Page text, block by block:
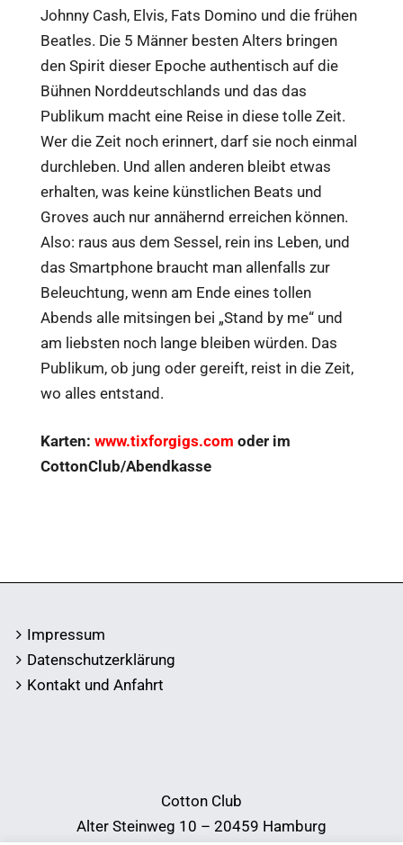
Johnny Cash, Elvis, Fats Domino und die frühen
Beatles. Die 5 Männer besten Alters bringen
den Spirit dieser Epoche authentisch auf die
Bühnen Norddeutschlands und das das
Publikum macht eine Reise in diese tolle Zeit.
Wer die Zeit noch erinnert, darf sie noch einmal
durchleben. Und allen anderen bleibt etwas
erhalten, was keine künstlichen Beats und
Groves auch nur annähernd erreichen können.
Also: raus aus dem Sessel, rein ins Leben, und
das Smartphone braucht man allenfalls zur
Beleuchtung, wenn am Ende eines tollen
Abends alle mitsingen bei „Stand by me“ und
am liebsten noch lange bleiben würden. Das
Publikum, ob jung oder gereift, reist in die Zeit,
wo alles entstand.
Karten: www.tixforgigs.com oder im
CottonClub/Abendkasse
Impressum
Datenschutzerklärung
Kontakt und Anfahrt
Cotton Club
Alter Steinweg 10 – 20459 Hamburg